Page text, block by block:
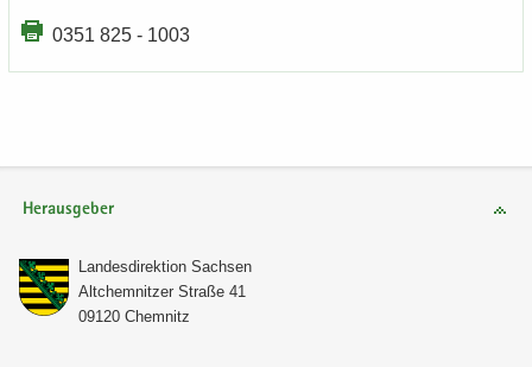
0351 825 - 1003
Herausgeber
Lan­des­di­rek­ti­on Sach­sen
Alt­chem­nit­zer Stra­ße 41
09120 Chem­nitz